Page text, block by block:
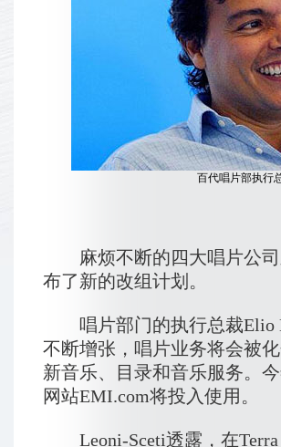
百代唱片部执行
麻烦不断的四大唱片公司
布了新的改组计划。
唱片部门的执行总裁Elio
不断增张，唱片业务将会被
新音乐、目录和音乐服务。
网站EMI.com将投入使用。
Leoni-Sceti透露，在Terra